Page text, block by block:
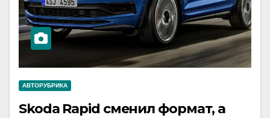
АВТОРУБРИКА
Skoda Rapid сменил формат, а